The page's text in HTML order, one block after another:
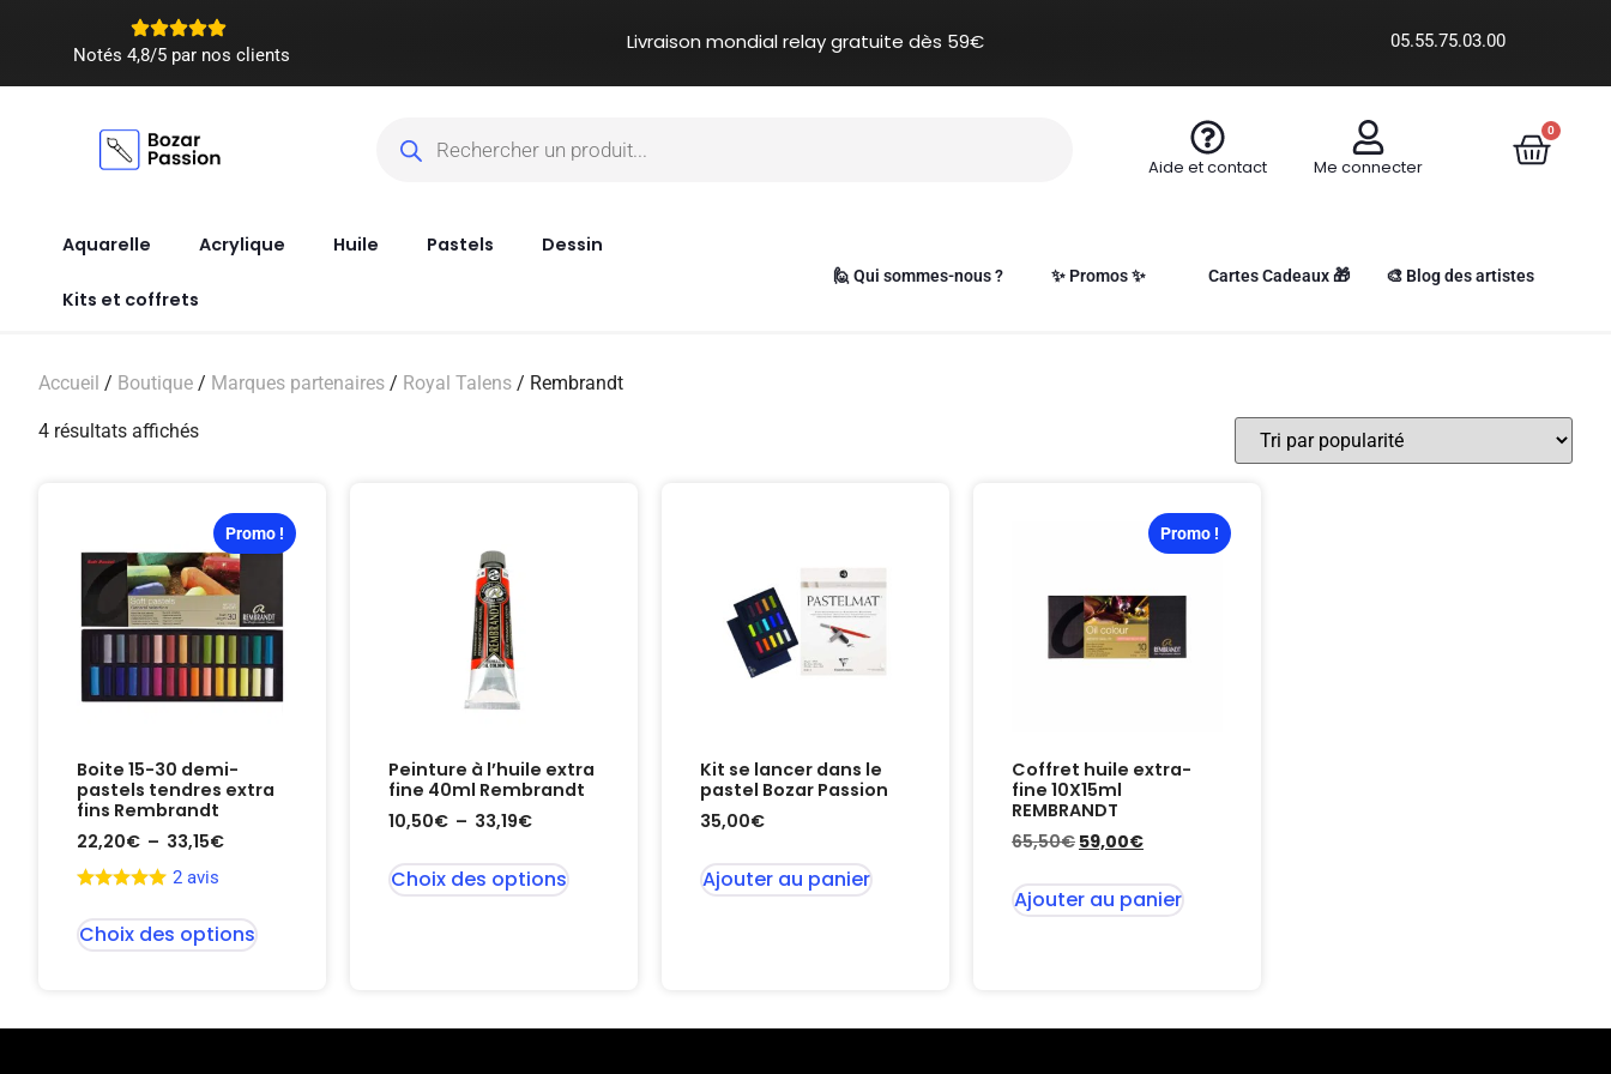
Notés 4,8/5 par nos clients
Livraison mondial relay gratuite dès 59€ 05.55.75.03.00
Aide et contact Me connecter
0
Aquarelle Acrylique Huile Pastels Dessin
Kits et coffrets
🙋 Qui sommes-nous ? ✨ Promos ✨ Cartes Cadeaux 🎁 🎨 Blog des artistes
Accueil / Boutique / Marques partenaires / Royal Talens / Rembrandt
4 résultats affichés
Promo !
Boite 15-30 demi-
pastels tendres extra
fins Rembrandt
22,20€ – 33,15€
2 avis
Choix des options
Peinture à l’huile extra
fine 40ml Rembrandt
10,50€ – 33,19€
Choix des options
Kit se lancer dans le
pastel Bozar Passion
35,00€
Ajouter au panier
Promo !
Coffret huile extra-
fine 10X15ml
REMBRANDT
65,50€ 59,00€
Ajouter au panier